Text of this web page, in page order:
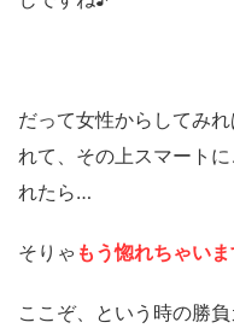
だって女性からしてみ
れて、その上スマート
れたら…
そりゃ もう惚れちゃい
ここぞ、という時の勝